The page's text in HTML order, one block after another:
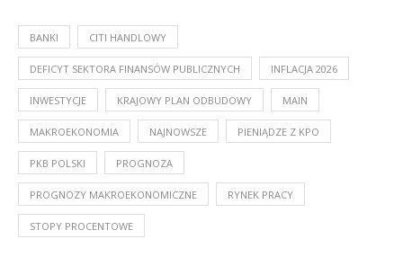
BANKI CITI HANDLOWY
DEFICYT SEKTORA FINANSÓW PUBLICZNYCH INFLACJA 2026
INWESTYCJE KRAJOWY PLAN ODBUDOWY MAIN
MAKROEKONOMIA NAJNOWSZE PIENIĄDZE Z KPO
PKB POLSKI PROGNOZA
PROGNOZY MAKROEKONOMICZNE RYNEK PRACY
STOPY PROCENTOWE